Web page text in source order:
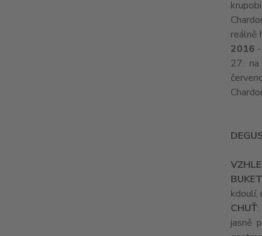
reálně
2016
27.
BUKET
kdoulí,
CHUŤ:
jasně